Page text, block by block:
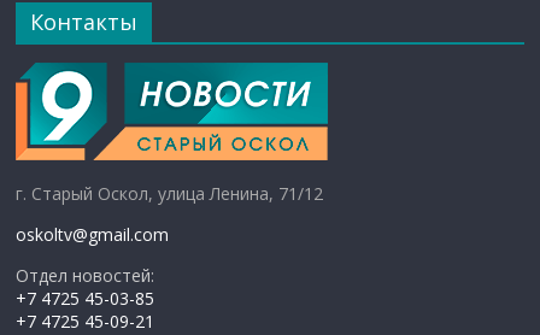
Контакты
г. Старый Оскол, улица Ленина, 71/12
oskoltv@gmail.com
Отдел новостей:
+7 4725 45-03-85
+7 4725 45-09-21